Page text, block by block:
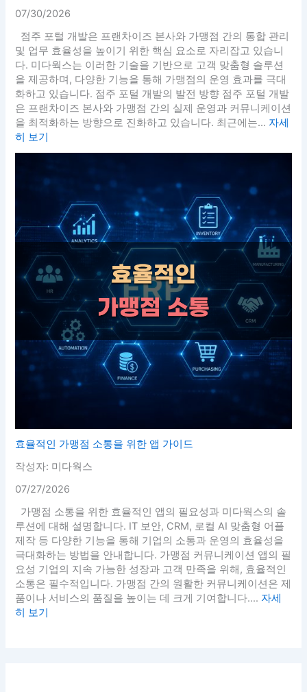
07/30/2026
점주 포털 개발은 프랜차이즈 본사와 가맹점 간의 통합 관리
및 업무 효율성을 높이기 위한 핵심 요소로 자리잡고 있습니
다. 미다웍스는 이러한 기술을 기반으로 고객 맞춤형 솔루션
을 제공하며, 다양한 기능을 통해 가맹점의 운영 효과를 극대
화하고 있습니다. 점주 포털 개발의 발전 방향 점주 포털 개발
은 프랜차이즈 본사와 가맹점 간의 실제 운영과 커뮤니케이션
을 최적화하는 방향으로 진화하고 있습니다. 최근에는... 자세
히 보기
효율적인 가맹점 소통을 위한 앱 가이드
작성자: 미다웍스
07/27/2026
가맹점 소통을 위한 효율적인 앱의 필요성과 미다웍스의 솔
루션에 대해 설명합니다. IT 보안, CRM, 로컬 AI 맞춤형 어플
제작 등 다양한 기능을 통해 기업의 소통과 운영의 효율성을
극대화하는 방법을 안내합니다. 가맹점 커뮤니케이션 앱의 필
요성 기업의 지속 가능한 성장과 고객 만족을 위해, 효율적인
소통은 필수적입니다. 가맹점 간의 원활한 커뮤니케이션은 제
품이나 서비스의 품질을 높이는 데 크게 기여합니다.... 자세
히 보기